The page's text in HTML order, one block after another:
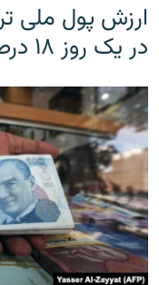
ارزش پول ملی
در یک روز ۱۸ درصد سقوط کرد